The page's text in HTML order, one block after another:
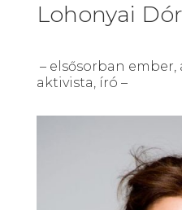
Lohonyai
– elsősorban ember,
aktivista, író –